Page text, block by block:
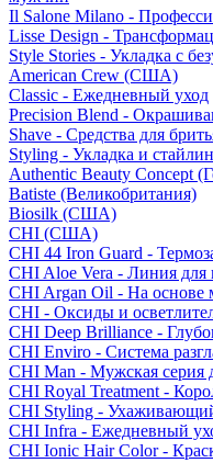
Il Salone Milano -
Lisse Design -
Style Stories - Укладка с
American Crew (США)
Classic - Ежедневный уход
Precision Blend -
Shave - Средства для
Styling - Укладка и
Authentic Beauty Concept
Batiste (Великобритания)
Biosilk (США)
CHI (США)
CHI 44 Iron Guard -
CHI Aloe Vera - Линия для
CHI Argan Oil - На основе
CHI - Оксиды и
CHI Deep Brilliance -
CHI Enviro - Система
CHI Man - Мужская серия
CHI Royal Treatment -
CHI Styling -
CHI Infra - Ежедневный
CHI Ionic Hair Color -